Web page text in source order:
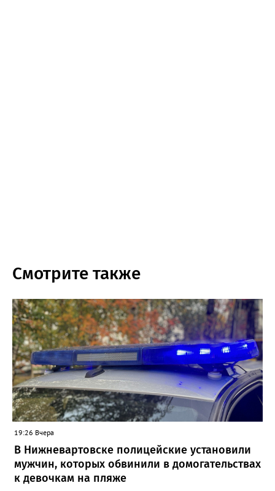
Смотрите также
19:26 Вчера
В Нижневартовске полицейские установили
мужчин, которых обвинили в домогательствах
к девочкам на пляже